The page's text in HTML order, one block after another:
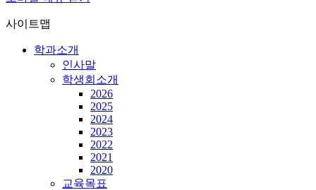
사이트맵
학과소개
인사말
학생회소개
2026
2025
2024
2023
2022
2021
2020
교육목표